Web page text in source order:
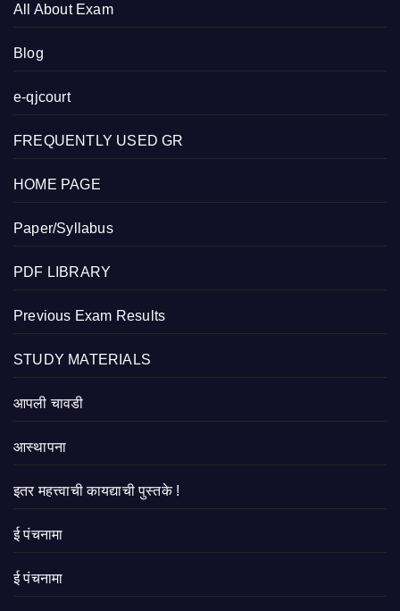
All About Exam
Blog
e-qjcourt
FREQUENTLY USED GR
HOME PAGE
Paper/Syllabus
PDF LIBRARY
Previous Exam Results
STUDY MATERIALS
आपली चावडी
आस्थापना
इतर महत्त्वाची कायद्याची पुस्तके !
ई पंचनामा
ई पंचनामा